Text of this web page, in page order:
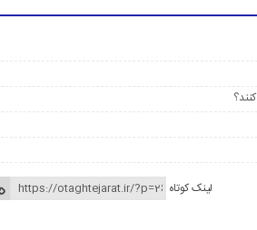
لینک کوتاه